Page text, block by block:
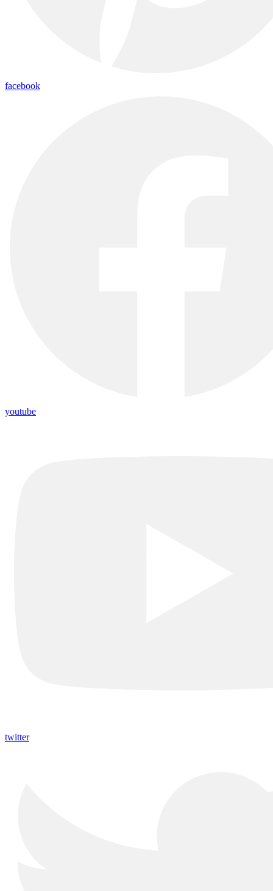
facebook
youtube
twitter